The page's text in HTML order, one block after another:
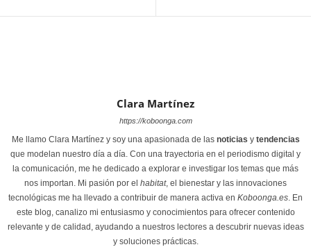
Clara Martínez
https://koboonga.com
Me llamo Clara Martínez y soy una apasionada de las noticias y tendencias
que modelan nuestro día a día. Con una trayectoria en el periodismo digital y
la comunicación, me he dedicado a explorar e investigar los temas que más
nos importan. Mi pasión por el habitat, el bienestar y las innovaciones
tecnológicas me ha llevado a contribuir de manera activa en Koboonga.es. En
este blog, canalizo mi entusiasmo y conocimientos para ofrecer contenido
relevante y de calidad, ayudando a nuestros lectores a descubrir nuevas ideas
y soluciones prácticas.